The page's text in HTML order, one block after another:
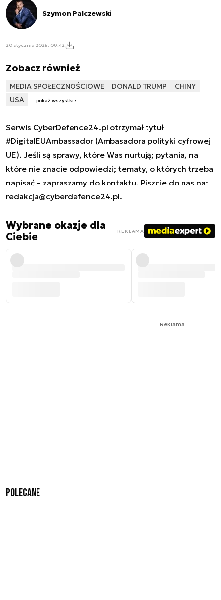
Szymon Palczewski
20 stycznia 2025, 09:42
Zobacz również
MEDIA SPOŁECZNOŚCIOWE DONALD TRUMP
CHINY
USA
pokaż wszystkie
Serwis CyberDefence24.pl otrzymał tytuł
#DigitalEUAmbassador (Ambasadora polityki cyfrowej
UE). Jeśli są sprawy, które Was nurtują; pytania, na
które nie znacie odpowiedzi; tematy, o których trzeba
napisać – zapraszamy do kontaktu. Piszcie do nas na:
redakcja@cyberdefence24.pl.
Wybrane okazje dla
Ciebie
REKLAMA
Reklama
Polecane